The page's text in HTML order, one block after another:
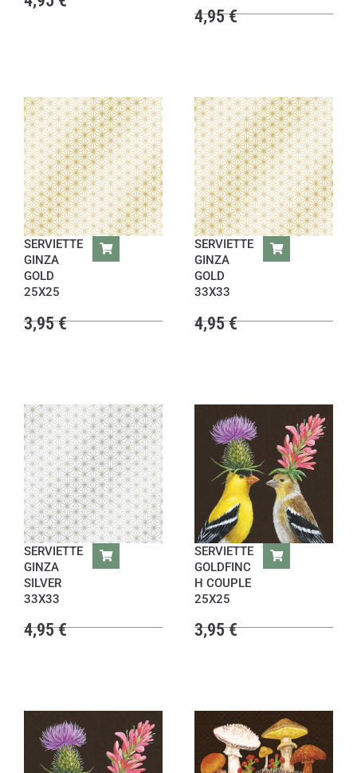
4,95€
SERVIETTE
GINZA
GOLD
25X25
3,95€
SERVIETTE
GINZA
GOLD
33X33
4,95€
SERVIETTE
GINZA
SILVER
33X33
4,95€
SERVIETTE
GOLDFINC
H COUPLE
25X25
3,95€